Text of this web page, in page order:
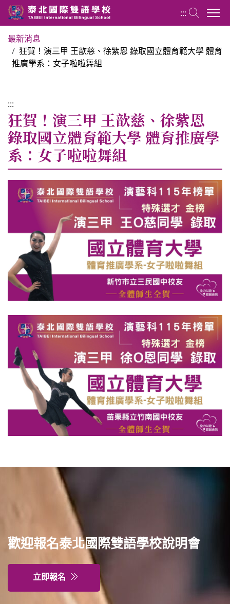
最新消息
狂賀！演三甲 王歆慈、徐紫恩 錄取國立體育範大學 體育
推廣學系：女子啦啦舞組
:::
狂賀！演三甲 王歆慈、徐紫恩
錄取國立體育範大學 體育推廣學
系：女子啦啦舞組
歡迎報名泰北國際雙語學校說明會
立即報名
:::
藝術群 Art Group
最新消息
課程規劃
師資陣容
競賽榮譽榜
升學成果
回官網首頁